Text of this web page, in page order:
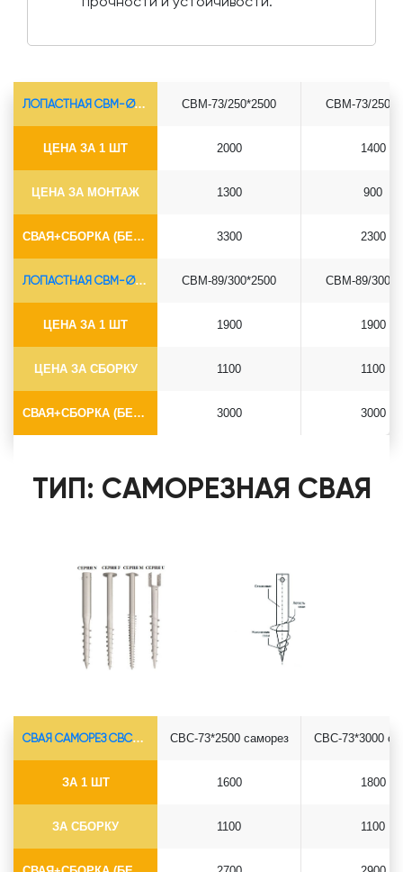
ЛОПАСТНАЯ СВМ-Ø73*5.5
ЦЕНА ЗА 1 ШТ
ЦЕНА ЗА МОНТАЖ
СВАЯ+СБОРКА (БЕЗ ОГОЛОВКА)
СВМ-73/250*2500
2000
1300
3300
СВМ-73/
1400
900
2300
ЛОПАСТНАЯ СВМ-Ø89*6.5
ЦЕНА ЗА 1 ШТ
ЦЕНА ЗА СБОРКУ
СВАЯ+СБОРКА (БЕЗ ОГОЛОВКА)
СВМ-89/300*2500
1900
1100
3000
СВМ-89/
1900
1100
3000
ТИП: САМОРЕЗНАЯ СВАЯ
СВАЯ САМОРЕЗ СВС-Ø73*5.5
ЗА 1 ШТ
ЗА СБОРКУ
СВС-73*2500 саморез
1600
1100
СВС-73*3000
1800
1100